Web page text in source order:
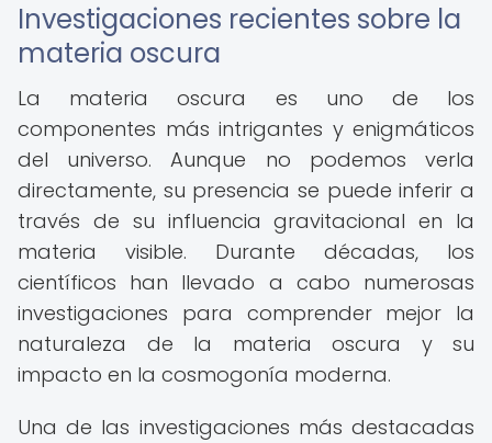
Investigaciones recientes sobre la
materia oscura
La materia oscura es uno de los
componentes más intrigantes y enigmáticos
del universo. Aunque no podemos verla
directamente, su presencia se puede inferir a
través de su influencia gravitacional en la
materia visible. Durante décadas, los
científicos han llevado a cabo numerosas
investigaciones para comprender mejor la
naturaleza de la materia oscura y su
impacto en la cosmogonía moderna.
Una de las investigaciones más destacadas